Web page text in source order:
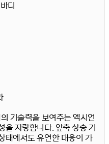
디
기술력을 보여주는 엑시언
을 자랑합니다. 앞축 상승 기
태에서도 유연한 대응이 가